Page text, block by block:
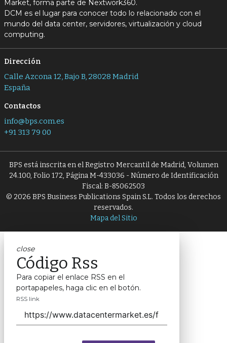
Market, forma parte de Nextwork360.
DCM es el lugar para conocer todo lo relacionado con el
mundo del data center, servidores, virtualización y cloud
computing.
Dirección
Calle Azcona 12, Bajo B, 28028 Madrid
España
Contactos
info@bps.com.es
+91 313 79 00
BPS está inscrita en el Registro Mercantil de Madrid, Volumen
24.100, Folio 172, Página M-433036 - Número de Identificación
Fiscal: B-85062503
© 2026 BPS Business Publications Spain S.L. Todos los derechos
reservados.
Mapa del Sitio
close
Código Rss
Para copiar el enlace RSS en el
portapapeles, haga clic en el botón.
RSS link